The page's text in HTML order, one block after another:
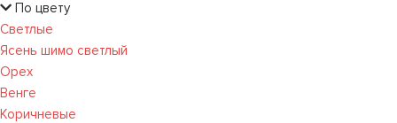
По цвету
Светлые
Ясень шимо светлый
Орех
Венге
Коричневые